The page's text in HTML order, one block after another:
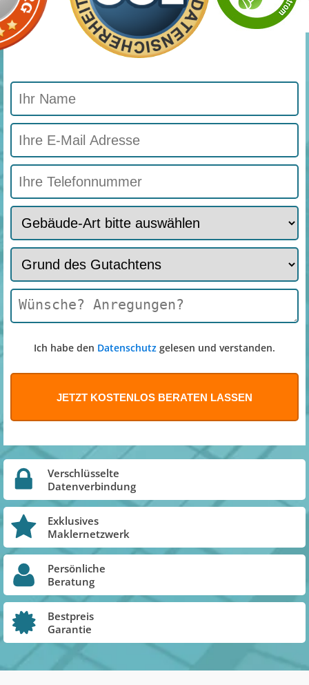
Ich habe den Datenschutz gelesen und verstanden.
Verschlüsselte
Datenverbindung
Exklusives
Maklernetzwerk
Persönliche
Beratung
Bestpreis
Garantie